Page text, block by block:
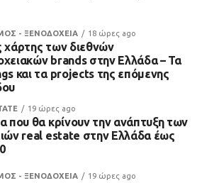
- ΞΕΝΟΔΟΧΕΙΑ 18 ώρες ago
χάρτης των διεθνών
brands στην Ελλάδα – Τα
και τα projects της επόμενης
19 ώρες ago
που θα κρίνουν την ανάπτυξη των
real estate στην Ελλάδα έως
- ΞΕΝΟΔΟΧΕΙΑ 19 ώρες ago